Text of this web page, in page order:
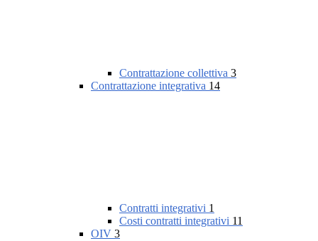
Contrattazione collettiva 3
Contrattazione integrativa 14
Contratti integrativi 1
Costi contratti integrativi 11
OIV 3